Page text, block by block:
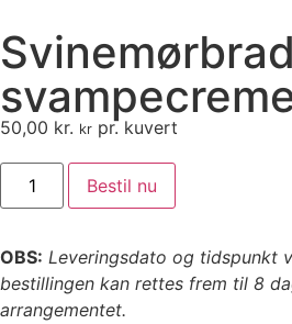
50,00 kr. kr pr. kuvert
Bestil nu
OBS: Leveringsdato og tidspunkt
bestillingen kan rettes frem til 8
arrangementet.